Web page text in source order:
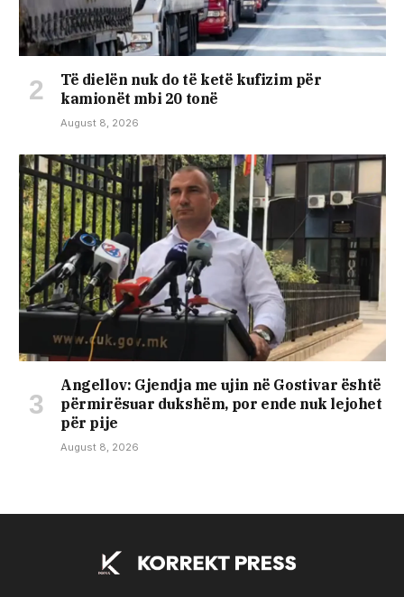
Të dielën nuk do të ketë kufizim për
kamionët mbi 20 tonë
August 8, 2026
Angellov: Gjendja me ujin në Gostivar është
përmirësuar dukshëm, por ende nuk lejohet
për pije
August 8, 2026